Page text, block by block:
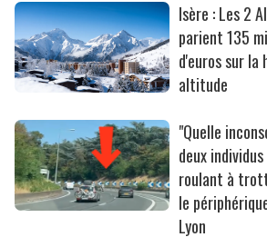
Isère : Les 2
parient 135
d'euros sur la
altitude
"Quelle
deux
roulant à
le
Lyon